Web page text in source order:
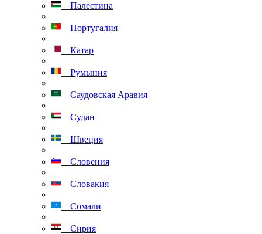
Палестина
Португалия
Катар
Румыния
Саудовская Аравия
Судан
Швеция
Словения
Словакия
Сомали
Сирия